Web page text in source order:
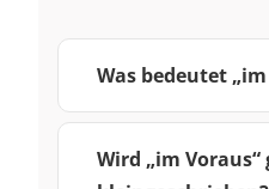
Was bedeutet „im
Wird „im Voraus“